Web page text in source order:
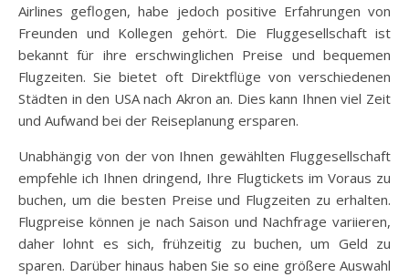
Airlines geflogen, habe jedoch positive Erfahrungen von
Freunden und Kollegen gehört. Die Fluggesellschaft ist
bekannt für ihre erschwinglichen Preise und bequemen
Flugzeiten. Sie bietet oft Direktflüge von verschiedenen
Städten in den USA nach Akron an. Dies kann Ihnen viel Zeit
und Aufwand bei der Reiseplanung ersparen.
Unabhängig von der von Ihnen gewählten Fluggesellschaft
empfehle ich Ihnen dringend, Ihre Flugtickets im Voraus zu
buchen, um die besten Preise und Flugzeiten zu erhalten.
Flugpreise können je nach Saison und Nachfrage variieren,
daher lohnt es sich, frühzeitig zu buchen, um Geld zu
sparen. Darüber hinaus haben Sie so eine größere Auswahl